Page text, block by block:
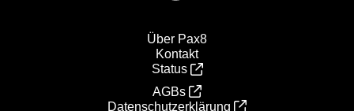
Über Pax8
Kontakt
Status
AGBs
Datenschutzerklärung